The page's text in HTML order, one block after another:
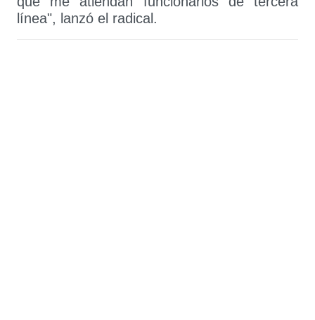
línea", lanzó el radical.